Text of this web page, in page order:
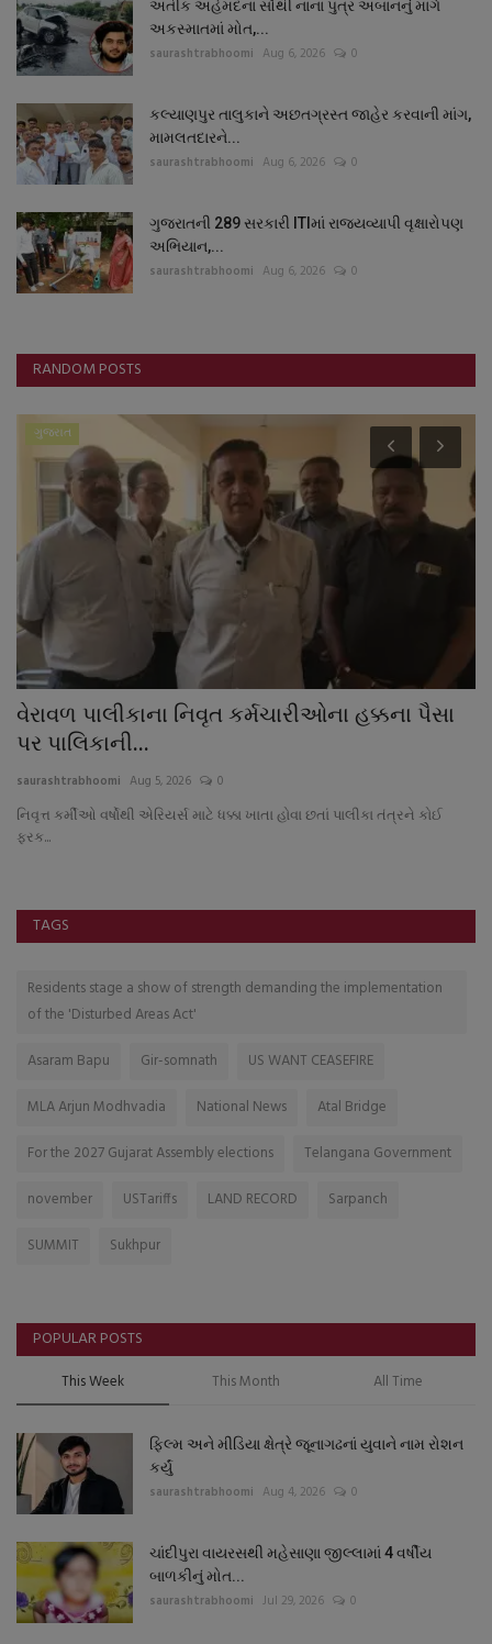
અતીક અહેમદના સૌથી નાના પુત્ર અબાનનું માર્ગ
અકસ્માતમાં મોત,...
saurashtrabhoomi Aug 6, 2026 0
કલ્યાણપુર તાલુકાને અછતગ્રસ્ત જાહેર કરવાની માંગ,
મામલતદારને...
saurashtrabhoomi Aug 6, 2026 0
ગુજરાતની 289 સરકારી ITIમાં રાજ્યવ્યાપી વૃક્ષારોપણ
અભિયાન,...
saurashtrabhoomi Aug 6, 2026 0
RANDOM POSTS
ગુજરાત
વેરાવળ પાલીકાના નિવૃત કર્મચારીઓના હક્કના પૈસા
પર પાલિકાની...
saurashtrabhoomi Aug 5, 2026 0
નિવૃત્ત કર્મીઓ વર્ષોથી એરિયર્સ માટે ધક્કા ખાતા હોવા છતાં પાલીકા તંત્રને કોઈ
ફરક...
TAGS
Residents stage a show of strength demanding the implementation
of the 'Disturbed Areas Act'
Asaram Bapu
Gir-somnath
US WANT CEASEFIRE
MLA Arjun Modhvadia
National News
Atal Bridge
For the 2027 Gujarat Assembly elections
Telangana Government
november
USTariffs LAND RECORD
Sarpanch
SUMMIT
Sukhpur
POPULAR POSTS
This Week This Month All Time
ફિલ્મ અને મીડિયા ક્ષેત્રે જૂનાગઢનાં યુવાને નામ રોશન
કર્યું
saurashtrabhoomi Aug 4, 2026 0
ચાંદીપુરા વાયરસથી મહેસાણા જીલ્લામાં 4 વર્ષીય
બાળકીનું મોત...
saurashtrabhoomi Jul 29, 2026 0